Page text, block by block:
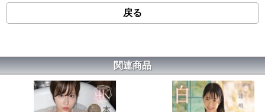
戻る
関連商品